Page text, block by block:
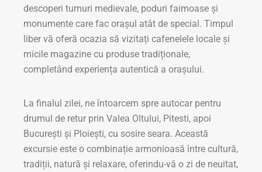
descoperi turnuri medievale, poduri faimoase și
monumente care fac orașul atât de special. Timpul
liber vă oferă ocazia să vizitați cafenelele locale și
micile magazine cu produse tradiționale,
completând experiența autentică a orașului.
La finalul zilei, ne întoarcem spre autocar pentru
drumul de retur prin Valea Oltului, Pitesti, apoi
București și Ploiești, cu sosire seara. Această
excursie este o combinație armonioasă între cultură,
tradiții, natură și relaxare, oferindu-vă o zi de neuitat,